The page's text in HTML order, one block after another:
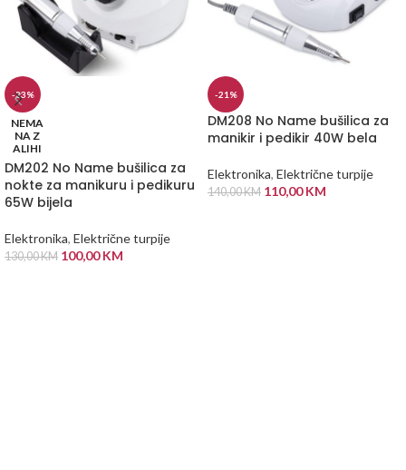
-23%
NEMA
NA Z
ALIHI
DM202 No Name bušilica za
nokte za manikuru i pedikuru
65W bijela
Elektronika, Električne turpije
130,00KM 100,00KM
-21%
DM208 No Name bušilica za
manikir i pedikir 40W bela
Elektronika, Električne turpije
140,00KM 110,00KM